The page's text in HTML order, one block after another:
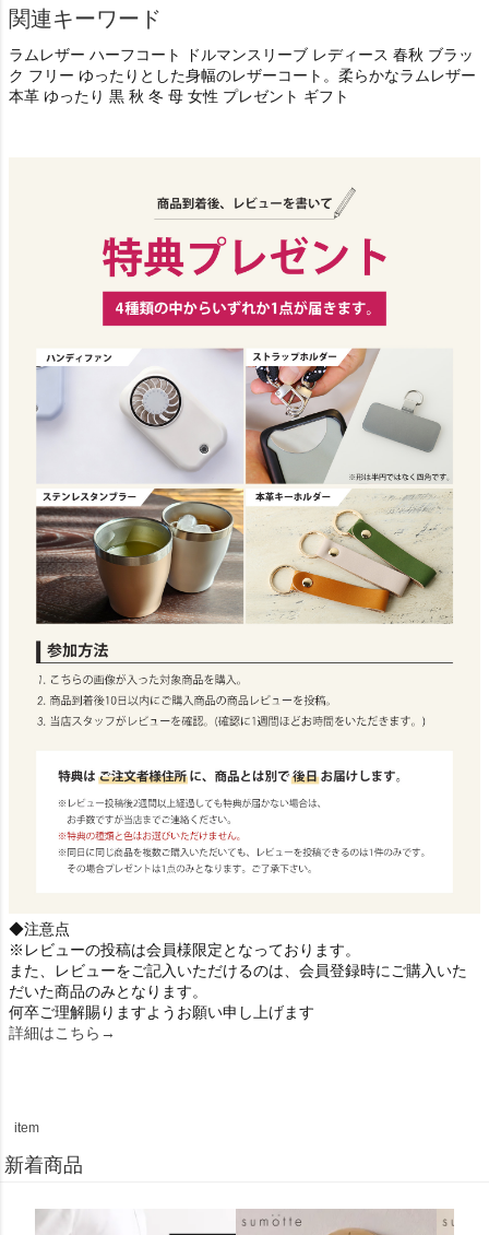
関連キーワード
ラムレザー ハーフコート ドルマンスリーブ レディース 春秋 ブラッ
ク フリー ゆったりとした身幅のレザーコート。柔らかなラムレザー
本革 ゆったり 黒 秋 冬 母 女性 プレゼント ギフト
◆注意点
※レビューの投稿は会員様限定となっております。
また、レビューをご記入いただけるのは、会員登録時にご購入いた
だいた商品のみとなります。
何卒ご理解賜りますようお願い申し上げます
詳細はこちら→
item
新着商品